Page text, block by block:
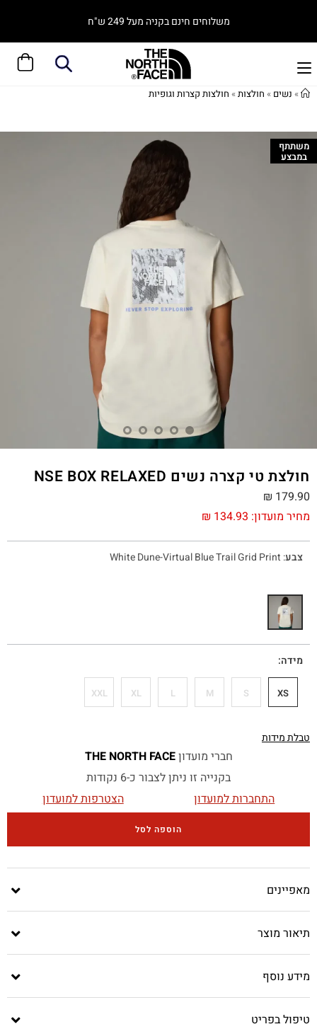
משלוחים חינם בקניה מעל 249 ש"ח
» נשים » חולצות» חולצות קצרות וגופיות
משתתף
במבצע
חולצת טי קצרה נשים NSE BOX RELAXED
מחיר מועדון: ₪ 134.93
₪ 179.90
צבע:
White Dune-Virtual Blue Trail Grid Print
מידה
XS
S
M
L
XL
XXL
טבלת מידות
חברי מועדוןTHE NORTH FACE
בקנייה זו ניתן לצבור כ-6 נקודות
התחברות למועדון
הצטרפות למועדון
הוספה לסל
מאפיינים
תיאור מוצר
מידע נוסף
טיפול בפריט